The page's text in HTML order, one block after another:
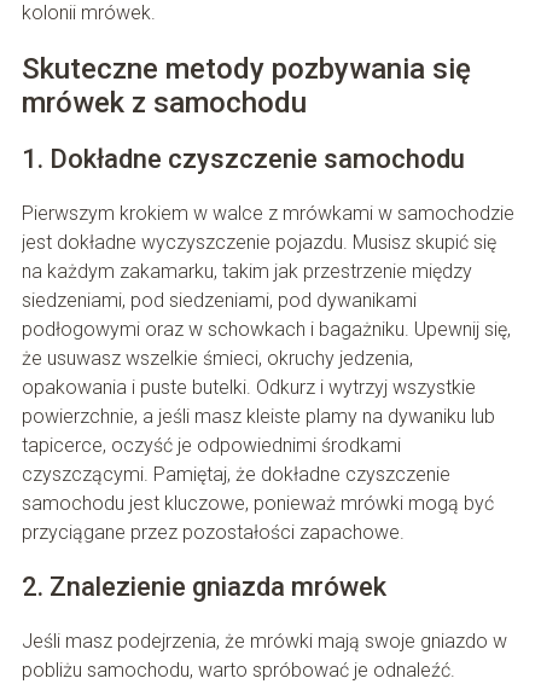
kolonii mrówek.
Skuteczne metody pozbywania się
mrówek z samochodu
1. Dokładne czyszczenie samochodu
Pierwszym krokiem w walce z mrówkami w samochodzie
jest dokładne wyczyszczenie pojazdu. Musisz skupić się
na każdym zakamarku, takim jak przestrzenie między
siedzeniami, pod siedzeniami, pod dywanikami
podłogowymi oraz w schowkach i bagażniku. Upewnij się,
że usuwasz wszelkie śmieci, okruchy jedzenia,
opakowania i puste butelki. Odkurz i wytrzyj wszystkie
powierzchnie, a jeśli masz kleiste plamy na dywaniku lub
tapicerce, oczyść je odpowiednimi środkami
czyszczącymi. Pamiętaj, że dokładne czyszczenie
samochodu jest kluczowe, ponieważ mrówki mogą być
przyciągane przez pozostałości zapachowe.
2. Znalezienie gniazda mrówek
Jeśli masz podejrzenia, że mrówki mają swoje gniazdo w
pobliżu samochodu, warto spróbować je odnaleźć.